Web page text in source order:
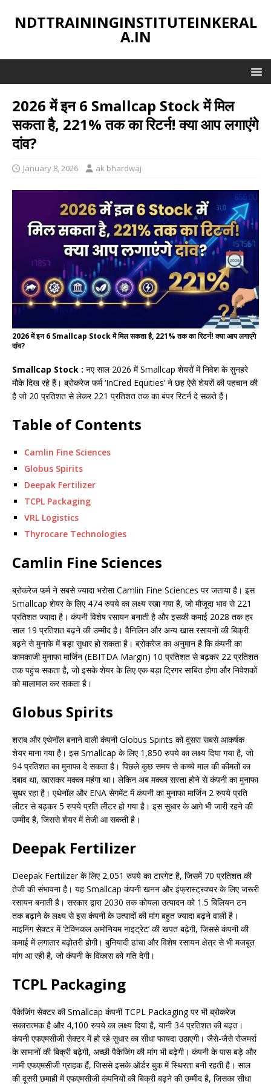
NDTTRAININGINSTITUTEINKERAL
A.IN
2026 में इन 6 Smallcap Stock में मिल
सकता है, 221% तक का रिटर्न! क्या आप लगाएंगे
दांव?
January 8, 2026 ak bhardwaj
2026 में इन 6 Smallcap Stock में मिल सकता है, 221% तक का रिटर्न! क्या आप लगाएंगे
दांव?
Smallcap Stock : नए साल 2026 में Smallcap शेयरों में निवेश के सुनहरे
मौके दिख रहे हैं। ब्रोकरेज फर्म ‘InCred Equities’ ने छह ऐसे शेयरों की पहचान की
है जो 20 प्रतिशत से लेकर 221 प्रतिशत तक का बंपर रिटर्न दे सकते हैं।
Table of Contents
Camlin Fine Sciences
Globus Spirits
Deepak Fertilizer
TCPL Packaging
VRL Logistics
Thyrocare Technologies
Camlin Fine Sciences
ब्रोकरेज फर्म ने सबसे ज्यादा भरोसा Camlin Fine Sciences पर जताया है। इस
Smallcap शेयर के लिए 474 रुपये का लक्ष्य रखा गया है, जो मौजूदा भाव से 221
प्रतिशत ज्यादा है। कंपनी विशेष रसायन बनाती है और इसकी कमाई 2028 तक हर
साल 19 प्रतिशत बढ़ने की उम्मीद है। वैनिलिन और अन्य खास रसायनों की बिक्री
बढ़ने से मुनाफे में बड़ा सुधार हो सकता है। ब्रोकरेज का अनुमान है कि कंपनी का
कामकाजी मुनाफा मार्जिन (EBITDA Margin) 10 प्रतिशत से बढ़कर 22 प्रतिशत
तक पहुंच सकता है, जो इसके शेयर के लिए एक बड़ा ट्रिगर साबित होगा और निवेशकों
को मालामाल कर सकता है।
Globus Spirits
शराब और एथेनॉल बनाने वाली कंपनी Globus Spirits को दूसरा सबसे आकर्षक
शेयर माना गया है। इस Smallcap के लिए 1,850 रुपये का लक्ष्य दिया गया है, जो
94 प्रतिशत का मुनाफा दे सकता है। पिछले कुछ समय से कच्चे माल की कीमतों का
दबाव था, खासकर मक्का महंगा था। लेकिन अब मक्का सस्ता होने से कंपनी का मुनाफा
सुधर रहा है। एथेनॉल और ENA सेगमेंट में कंपनी का मुनाफा मार्जिन 2 रुपये प्रति
लीटर से बढ़कर 5 रुपये प्रति लीटर हो गया है। इस सुधार के आगे भी जारी रहने की
उम्मीद है, जिससे शेयर में तेजी आ सकती है।
Deepak Fertilizer
Deepak Fertilizer के लिए 2,051 रुपये का टारगेट है, जिसमें 70 प्रतिशत की
तेजी की संभावना है। यह Smallcap कंपनी खनन और इंफ्रास्ट्रक्चर के लिए जरूरी
रसायन बनाती है। सरकार द्वारा 2030 तक कोयला उत्पादन को 1.5 बिलियन टन
तक बढ़ाने के लक्ष्य से इस कंपनी के उत्पादों की मांग बहुत ज्यादा बढ़ने वाली है।
माइनिंग सेक्टर में ‘टेक्निकल अमोनियम नाइट्रेट’ की खपत बढ़ेगी, जिससे कंपनी की
कमाई में लगातार बढ़ोतरी होगी। बुनियादी ढांचा और विशेष रसायन क्षेत्र से भी मजबूत
मांग आ रही है, जो कंपनी के विकास को गति देगी।
TCPL Packaging
पैकेजिंग सेक्टर की Smallcap कंपनी TCPL Packaging पर भी ब्रोकरेज
सकारात्मक है और 4,100 रुपये का लक्ष्य दिया है, यानी 34 प्रतिशत की बढ़त।
कंपनी एफएमसीजी सेक्टर में हो रहे सुधार का सीधा फायदा उठाएगी। जैसे-जैसे रोजमर्रा
के सामानों की बिक्री बढ़ेगी, अच्छी पैकेजिंग की मांग भी बढ़ेगी। कंपनी के पास बड़े और
नामी एफएमसीजी ग्राहक हैं, जिससे इसके ऑर्डर बुक में स्थिरता बनी रहती है। साल
की दूसरी छमाही में एफएमसीजी कंपनियों की बिक्री बढ़ने की उम्मीद है, जिसका सीधा